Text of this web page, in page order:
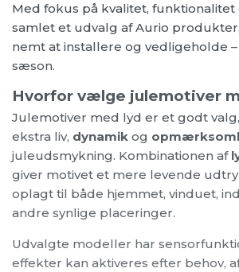
Med fokus på kvalitet, funktionalitet
samlet et udvalg af Aurio
nemt at installere og vedligeholde
sæson.
Hvorfor vælge julemotiver
Julemotiver med lyd er et godt
ekstra liv, dynamik og
juleudsmykning. Kombinationen af
giver motivet et mere levende
oplagt til både hjemmet, vinduet,
andre synlige placeringer.
Udvalgte modeller har
effekter kan aktiveres efter behov,